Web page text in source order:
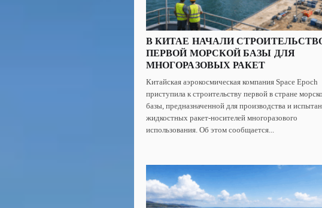
В КИТАЕ НАЧАЛИ
ПЕРВОЙ МОРСКОЙ БАЗЫ ДЛЯ
МНОГОРАЗОВЫХ РАКЕТ
Китайская аэрокосмическая компания Space Epoch
приступила к строительству первой в стране
базы, предназначенной для производства и
жидкостных ракет-носителей многоразового
использования. Об этом сообщается...